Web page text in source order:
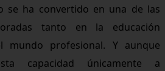
se ha convertido en una de las
tanto en la educación
mundo profesional. Y aunque
capacidad únicamente a